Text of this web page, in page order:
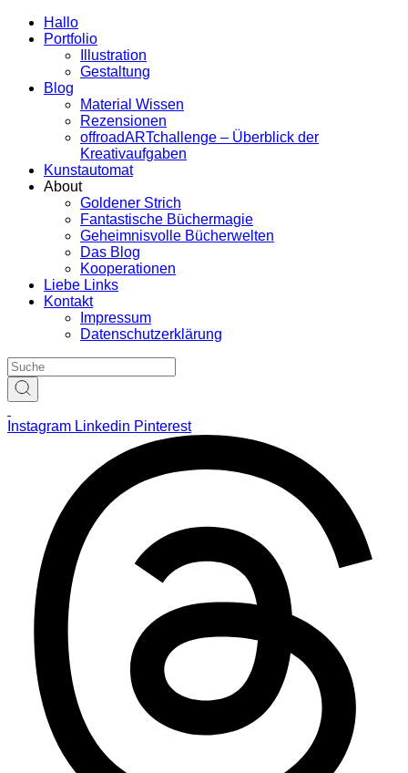
Hallo
Portfolio
Illustration
Gestaltung
Blog
Material Wissen
Rezensionen
offroadARTchallenge – Überblick der
Kreativaufgaben
Kunstautomat
About
Goldener Strich
Fantastische Büchermagie
Geheimnisvolle Bücherwelten
Das Blog
Kooperationen
Liebe Links
Kontakt
Impressum
Datenschutzerklärung
Instagram Linkedin Pinterest